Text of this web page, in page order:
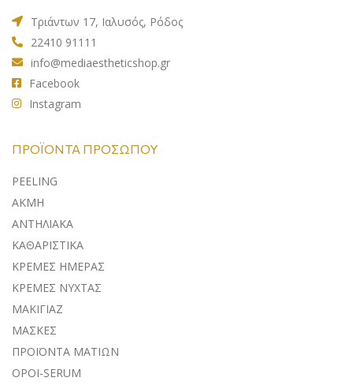
Τριάντων 17, Ιαλυσός, Ρόδος
22410 91111
info@mediaestheticshop.gr
Facebook
Instagram
ΠΡΟΪΌΝΤΑ ΠΡΟΣΏΠΟΥ
PEELING
ΑΚΜΗ
ΑΝΤΗΛΙΑΚA
ΚΑΘΑΡΙΣΤΙΚΑ
ΚΡΕΜΕΣ ΗΜΕΡΑΣ
ΚΡΕΜΕΣ ΝΥΧΤΑΣ
ΜΑΚΙΓΙΑΖ
ΜΑΣΚΕΣ
ΠΡΟΪΟΝΤΑ ΜΑΤΙΩΝ
ΟΡΟΙ-SERUM